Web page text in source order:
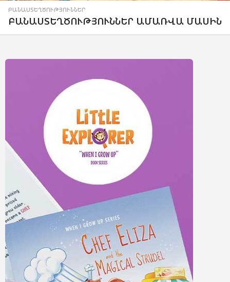
ԲԱՆԱՍՏԵՂԾՈՒԹՅՈՒՆՆԵՐ
ԲԱՆԱՍՏԵՂԾՈՒԹՅՈՒՆՆԵՐ ԱՄԱՌՎԱ ՄԱՍԻՆ